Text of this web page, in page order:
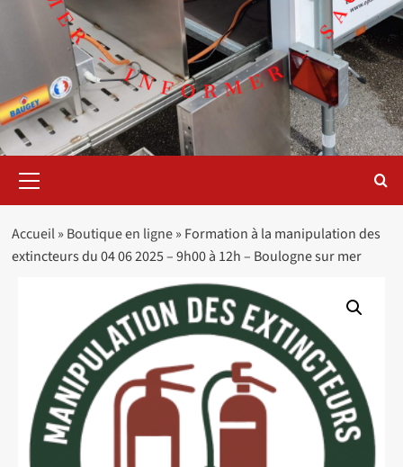
principal
Accueil» Boutique en ligne» Formation à la manipulation des
extincteurs du 04 06 2025 – 9h00 à 12h – Boulogne sur mer